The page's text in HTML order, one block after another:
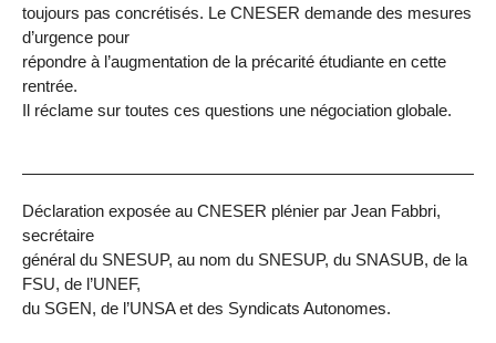
toujours pas concrétisés. Le CNESER demande des mesures
d’urgence pour
répondre à l’augmentation de la précarité étudiante en cette
rentrée.
Il réclame sur toutes ces questions une négociation globale.
Déclaration exposée au CNESER plénier par Jean Fabbri,
secrétaire
général du SNESUP, au nom du SNESUP, du SNASUB, de la
FSU, de l’UNEF,
du SGEN, de l’UNSA et des Syndicats Autonomes.